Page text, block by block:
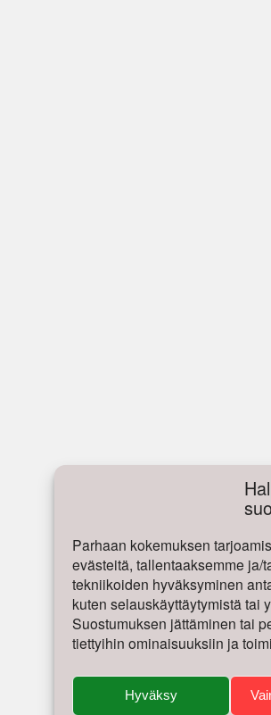
Parhaan kokemuksen
evästeitä, tallentaaksemme ja/
tekniikoiden hyväksyminen
kuten selauskäyttäytymistä tai
Suostumuksen jättäminen tai
tiettyihin ominaisuuksiin ja
Hyväksy